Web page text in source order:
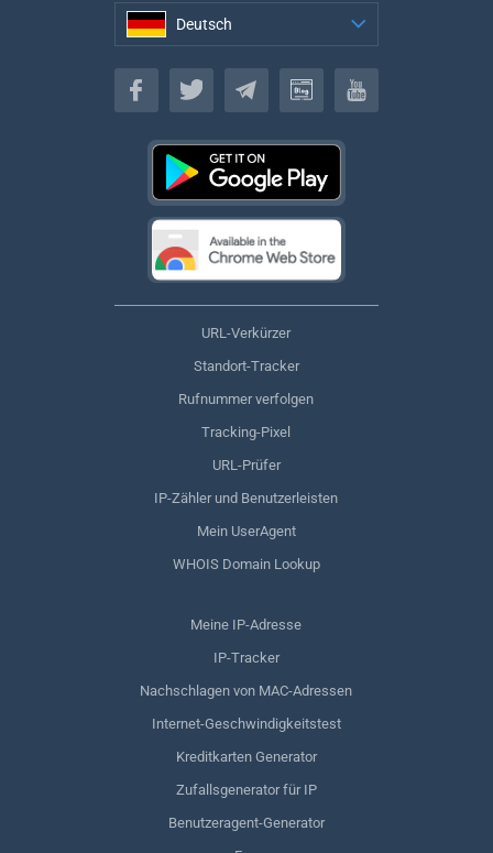
Deutsch
Deutsch
URL-Verkürzer
Standort-Tracker
Rufnummer verfolgen
Tracking-Pixel
URL-Prüfer
IP-Zähler und Benutzerleisten
Mein UserAgent
WHOIS Domain Lookup
Meine IP-Adresse
IP-Tracker
Nachschlagen von MAC-Adressen
Internet-Geschwindigkeitstest
Kreditkarten Generator
Zufallsgenerator für IP
Benutzeragent-Generator